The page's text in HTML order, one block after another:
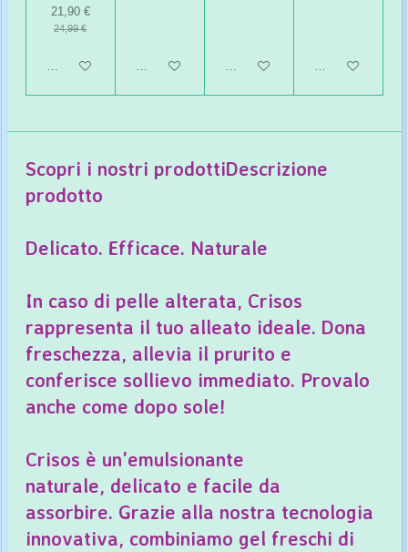
21,90 €
24,99 €
Aggiungi al carrello Aggiungi al carrello Avvisami quando disponibile
Aggiungi al
Scopri i nostri prodottiDescrizione
prodotto
Delicato. Efficace. Naturale
In caso di pelle alterata, Crisos
rappresenta il tuo alleato ideale. Dona
freschezza, allevia il prurito e
conferisce sollievo immediato. Provalo
anche come dopo sole!
Crisos è un'emulsionante
naturale, delicato e facile da
assorbire. Grazie alla nostra tecnologia
innovativa, combiniamo gel freschi di